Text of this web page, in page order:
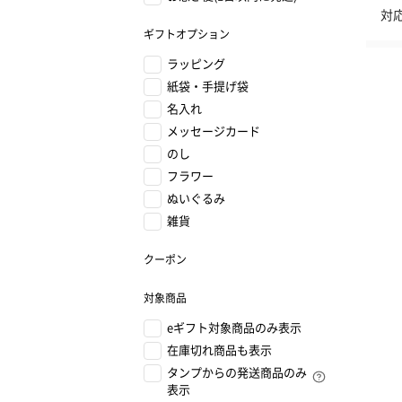
ギフトオプション
ラッピング
紙袋・手提げ袋
名入れ
メッセージカード
のし
フラワー
ぬいぐるみ
雑貨
クーポン
対象商品
eギフト対象商品のみ表示
在庫切れ商品も表示
タンプからの発送商品のみ
表示
対